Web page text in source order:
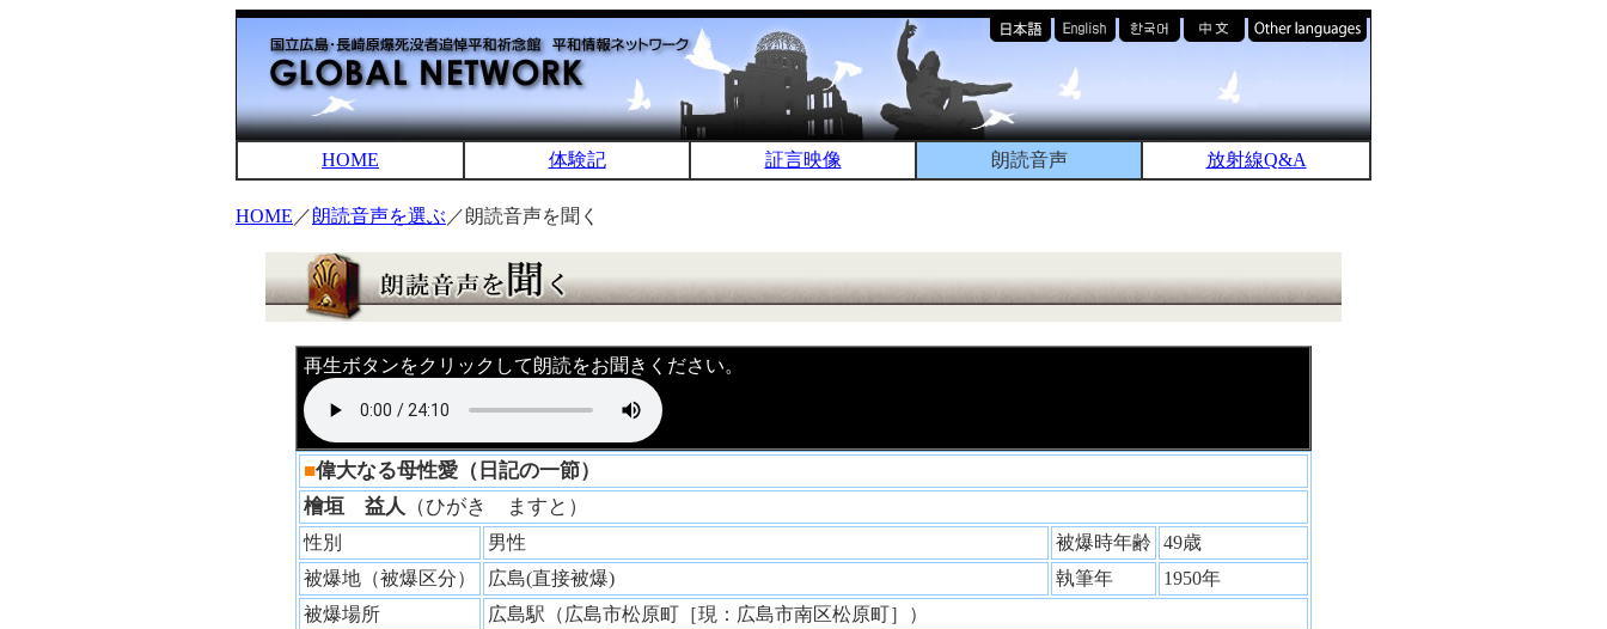
HOME 体験記 証言映像 朗読音声 放射線Q&A
HOME ／朗読音声を選ぶ ／朗読音声を聞く
再生ボタンをクリックして朗読をお聞きください。
■偉大なる母性愛（日記の一節）
檜垣 益人 （ひがき ますと）
性別 男性 被爆時年齢
49歳
被爆地（被爆区分）
広島(直接被爆) 執筆年
1950年
被爆場所
広島駅（広島市松原町［現：広島市南区松原町］）